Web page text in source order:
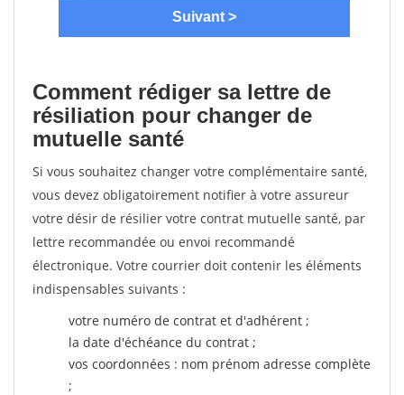
Comment rédiger sa lettre de
résiliation pour changer de
mutuelle santé
Si vous souhaitez changer votre complémentaire santé,
vous devez obligatoirement notifier à votre assureur
votre désir de résilier votre contrat mutuelle santé, par
lettre recommandée ou envoi recommandé
électronique. Votre courrier doit contenir les éléments
indispensables suivants :
votre numéro de contrat et d'adhérent ;
la date d'échéance du contrat ;
vos coordonnées : nom prénom adresse complète
;